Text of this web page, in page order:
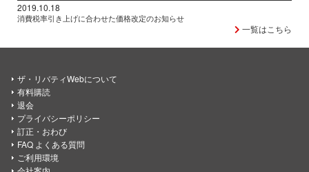
2019.10.18
消費税率引き上げに合わせた価格改定のお知らせ
一覧はこちら
ザ・リバティWebについて
有料購読
退会
プライバシーポリシー
訂正・おわび
FAQ よくある質問
ご利用環境